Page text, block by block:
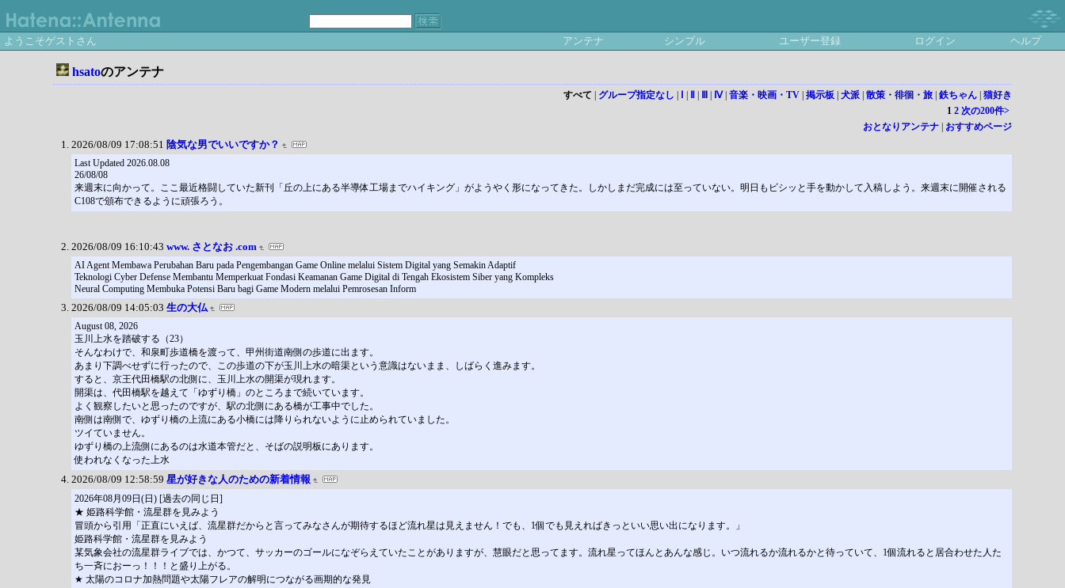
ようこそゲストさん アンテナ シンプル ユーザー登録 ログイン ヘルプ
hsatoのアンテナ
すべて グループ指定なし Ⅳ| 音楽・映画・TV| 掲示板| 犬派| 散策・徘徊・旅| 鉄ちゃん| 猫好き
1 2 次の200件>
おとなりアンテナ| おすすめページ
2026/08/09 17:08:51 陰気な男でいいですか？
Last Updated 2026.08.08
26/08/08
来週末に向かって。ここ最近格闘していた新刊「丘の上にある半導体工場までハイキング」がようやく形になってきた。しかしまだ完成には至っていない。明日もビシッと手を動かして入稿しよう。来週末に開催される
C108で頒布できるように頑張ろう。
2026/08/09 16:10:43 www. さとなお .com
AI Agent Membawa Perubahan Baru pada Pengembangan Game Online melalui Sistem Digital yang Semakin Adaptif
Teknologi Cyber Defense Membantu Memperkuat Fondasi Keamanan Game Digital di Tengah Ekosistem Siber yang Kompleks
Neural Computing Membuka Potensi Baru bagi Game Modern melalui Pemrosesan Inform
2026/08/09 14:05:03 生の大仏
August 08, 2026
玉川上水を踏破する（23）
そんなわけで、和泉町歩道橋を渡って、甲州街道南側の歩道に出ます。
あまり下調べせずに行ったので、この歩道の下が玉川上水の暗渠という意識はないまま、しばらく進みます。
すると、京王代田橋駅の北側に、玉川上水の開渠が現れます。
開渠は、代田橋駅を越えて「ゆずり橋」のところまで続いています。
よく観察したいと思ったのですが、駅の北側にある橋が工事中でした。
南側は南側で、ゆずり橋の上流にある小橋には降りられないように止められていました。
ツイていません。
ゆずり橋の上流側にあるのは水道本管だと、そばの説明板にあります。
使われなくなった上水
2026/08/09 12:58:59 星が好きな人のための新着情報
2026年08月09日(日) [過去の同じ日]
★ 姫路科学館・流星群を見みよう
冒頭から引用「正直にいえば、流星群だからと言ってみなさんが期待するほど流れ星は見えません！でも、1個でも見えればきっといい思い出になります。」
姫路科学館・流星群を見みよう
某気象会社の流星群ライブでは、かつて、サッカーのゴールになぞらえていたことがありますが、慧眼だと思ってます。流れ星ってほんとあんな感じ。いつ流れるか流れるかと待っていて、1個流れると居合わせた人た
ち一斉におーっ！！！と盛り上がる。
★ 太陽のコロナ加熱問題や太陽フレアの解明につながる画期的な発見